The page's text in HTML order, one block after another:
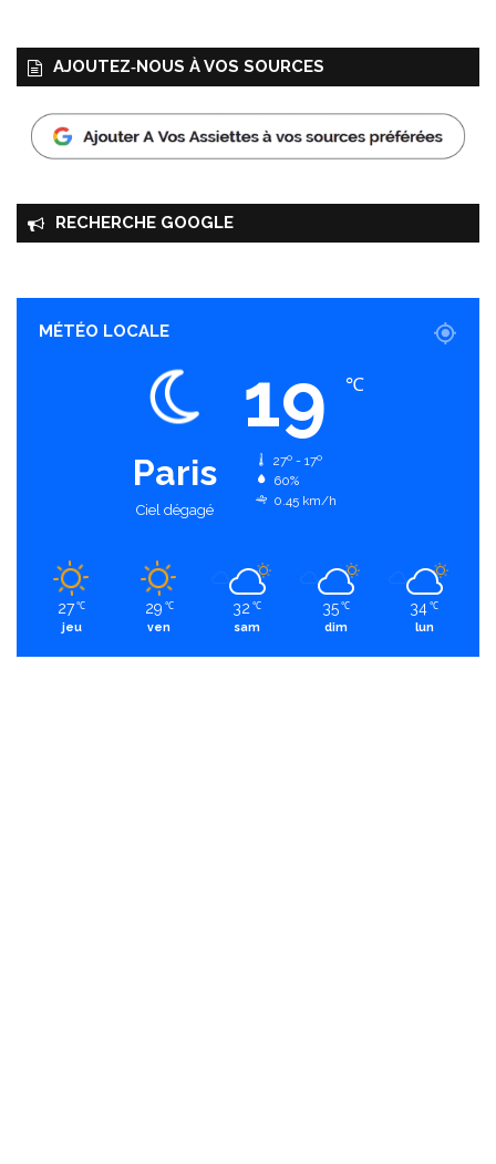
AJOUTEZ‑NOUS À VOS SOURCES
RECHERCHE GOOGLE
MÉTÉO LOCALE
Paris
Ciel dégagé
19 ℃
27º - 17º
60%
0.45 km/h
27 ℃
jeu
29 ℃
ven
32 ℃
sam
35 ℃
dim
34 ℃
lun